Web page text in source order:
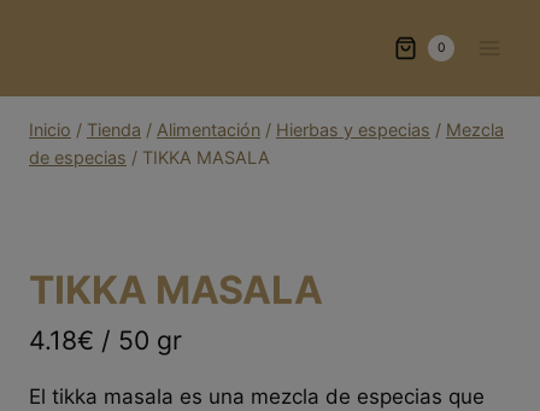
0
Inicio / Tienda / Alimentación / Hierbas y especias / Mezcla
de especias / TIKKA MASALA
TIKKA MASALA
4.18€ / 50 gr
El tikka masala es una mezcla de especias que